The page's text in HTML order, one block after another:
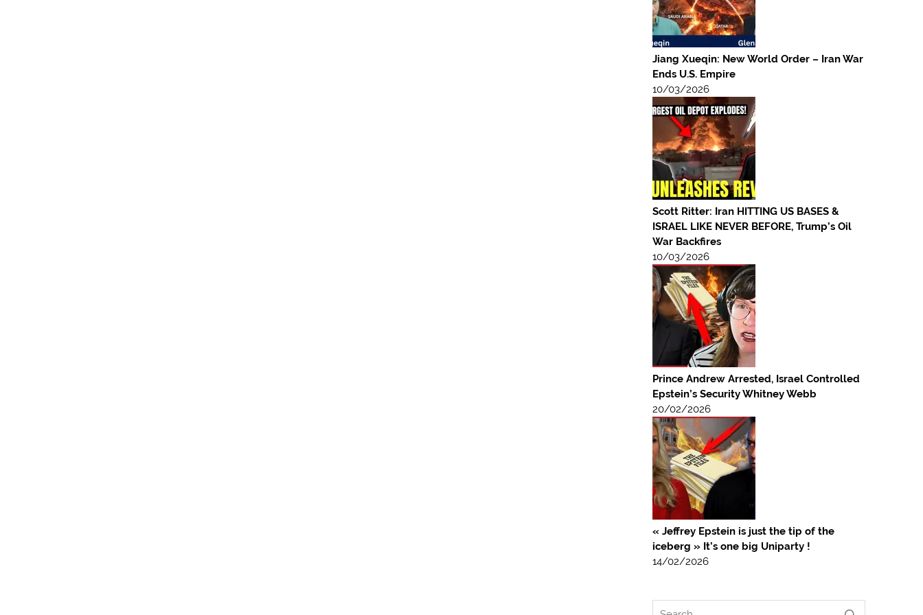
Jiang Xueqin: New World Order – Iran War
Ends U.S. Empire
10/03/2026
Scott Ritter: Iran HITTING US BASES &
ISRAEL LIKE NEVER BEFORE, Trump’s Oil
War Backfires
10/03/2026
Prince Andrew Arrested, Israel Controlled
Epstein’s Security Whitney Webb
20/02/2026
« Jeffrey Epstein is just the tip of the
iceberg » It’s one big Uniparty !
14/02/2026